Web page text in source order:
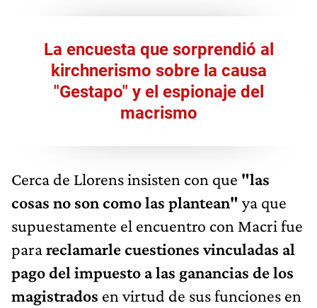
La encuesta que sorprendió al
kirchnerismo sobre la causa
"Gestapo" y el espionaje del
macrismo
Cerca de Llorens insisten con que "las
cosas no son como las plantean" ya que
supuestamente el encuentro con Macri fue
parareclamarle cuestiones vinculadas al
pago del impuesto a las ganancias de los
magistrados en virtud de sus funciones en